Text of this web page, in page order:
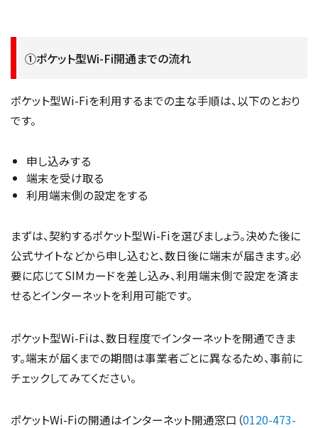
①ポケット型Wi-Fi開通までの流れ
ポケット型Wi-Fiを利用するまでの主な手順は、以下のとおり
です。
申し込みする
端末を受け取る
利用端末側の設定をする
まずは、契約するポケット型Wi-Fiを選びましょう。決めた後に
公式サイトなどから申し込むと、数日後に端末が届きます。必
要に応じてSIMカードを差し込み、利用端末側で設定を済ま
せるとインターネットを利用可能です。
ポケット型Wi-Fiは、数日程度でインターネットを開通できま
す。端末が届くまでの期間は事業者ごとに異なるため、事前に
チェックしてみてください。
ポケットWi-Fiの開通はインターネット開通窓口（0120-473-